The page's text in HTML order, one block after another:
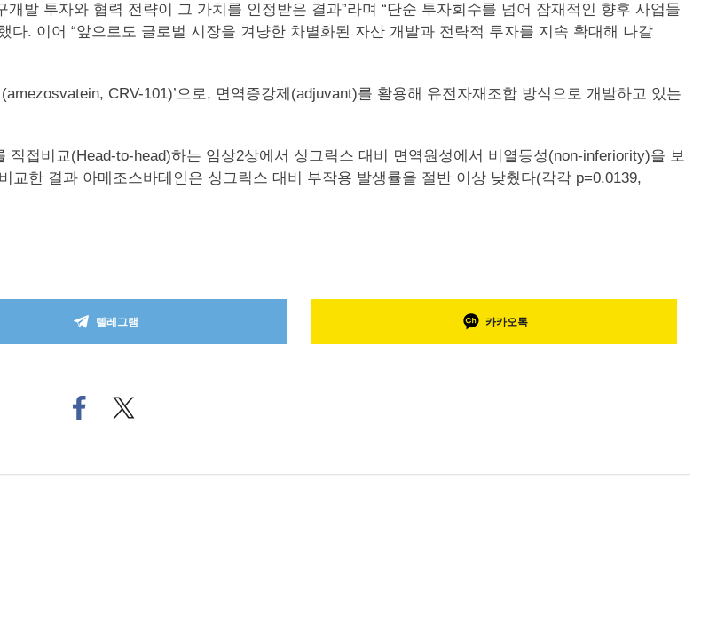
발 투자와 협력 전략이 그 가치를 인정받은 결과”라며 “단순 투자회수를 넘어 잠재적인 향후 사업들
. 이어 “앞으로도 글로벌 시장을 겨냥한 차별화된 자산 개발과 전략적 투자를 지속 확대해 나갈
CRV-101)’으로, 면역증강제(adjuvant)를 활용해 유전자재조합 방식으로 개발하고 있는
직접비교(Head-to-head)하는 임상2상에서 싱그릭스 대비 면역원성에서 비열등성(non-inferiority)을 보
한 결과 아메조스바테인은 싱그릭스 대비 부작용 발생률을 절반 이상 낮췄다(각각 p=0.0139,
텔레그램 카카오톡
페
이
트위
터로